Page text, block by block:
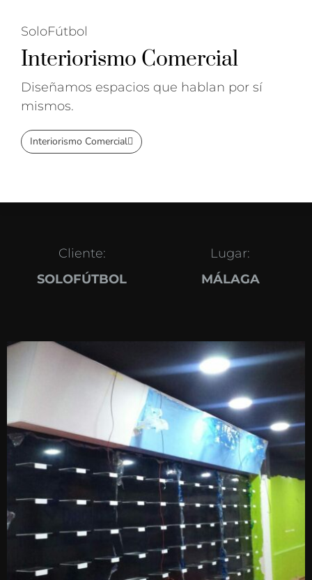
SoloFútbol
Interiorismo Comercial
Diseñamos espacios que hablan por sí
mismos.
Interiorismo Comercial
Cliente:
SOLOFÚTBOL
Lugar:
MÁLAGA